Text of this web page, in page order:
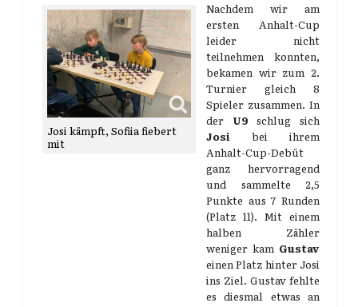
Josi kämpft, Sofiia fiebert
mit
Nachdem wir am
ersten Anhalt-Cup
leider nicht
teilnehmen konnten,
bekamen wir zum 2.
Turnier gleich 8
Spieler zusammen. In
der U9 schlug sich
Josibei ihrem
Anhalt-Cup-Debüt
ganz hervorragend
und sammelte 2,5
Punkte aus 7 Runden
(Platz 11). Mit einem
halben Zähler
weniger kam Gustav
einen Platz hinter Josi
ins Ziel. Gustav fehlte
es diesmal etwas an